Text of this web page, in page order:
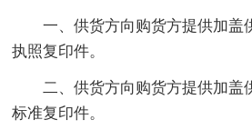
一、供货方向购货方提供加盖
执照复印件。
二、供货方向购货方提供加盖
标准复印件。